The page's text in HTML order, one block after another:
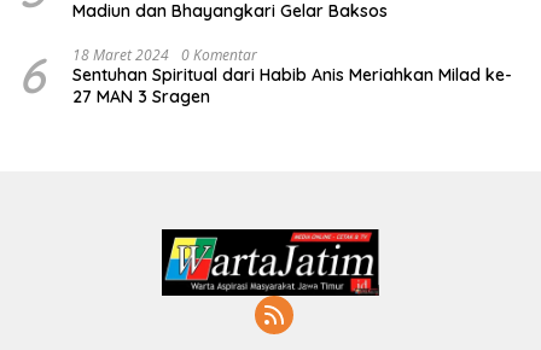
Madiun dan Bhayangkari Gelar Baksos
6 18 Maret 2024 0 Komentar
Sentuhan Spiritual dari Habib Anis Meriahkan Milad ke-
27 MAN 3 Sragen